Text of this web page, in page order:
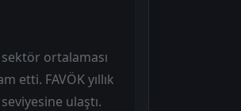
ortalaması
etti. FAVÖK yıllık
ulaştı.